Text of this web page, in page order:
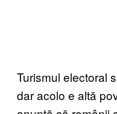
Turismul electoral
dar acolo e altă